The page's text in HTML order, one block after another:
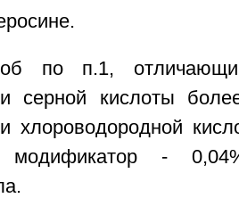
по п.1,
серной кислоты
хлороводородной
модификатор -